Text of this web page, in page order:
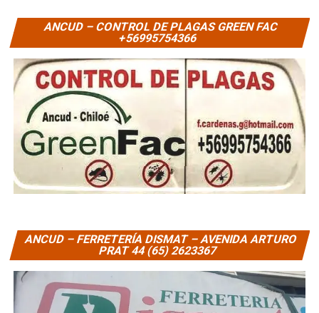
ANCUD – CONTROL DE PLAGAS GREEN FAC
+56995754366
ANCUD – FERRETERÍA DISMAT – AVENIDA ARTURO
PRAT 44 (65) 2623367